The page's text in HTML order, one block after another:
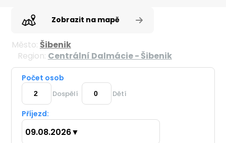
Zobrazit na mapě
Město: Šibenik
Region: Centrální Dalmácie - Šibenik
Počet osob
Dospělí Dětí
Příjezd:
09.08.2026▼